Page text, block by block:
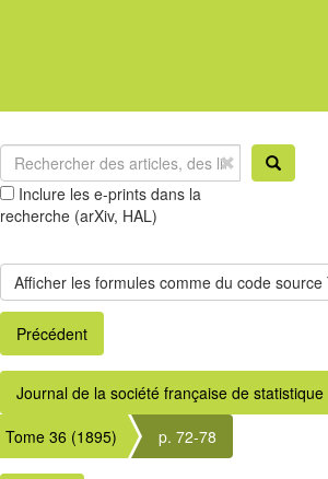
Inclure les e-prints dans la
recherche (arXiv, HAL)
Précédent
Journal de la société française de statistique
Tome 36 (1895)
p. 72-78